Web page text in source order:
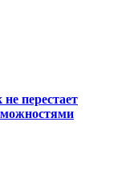
перестает